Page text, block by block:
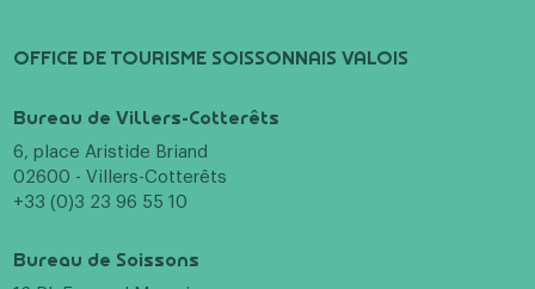
OFFICE DE TOURISME SOISSONNAIS VALOIS
Bureau de Villers-Cotterêts
6, place Aristide Briand
02600 - Villers-Cotterêts
+33 (0)3 23 96 55 10
Bureau de Soissons